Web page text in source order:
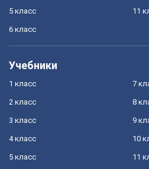
5 класс
6 класс
11
Учебники
1 класс
2 класс
3 класс
4 класс
5 класс
7
8
9
10
11